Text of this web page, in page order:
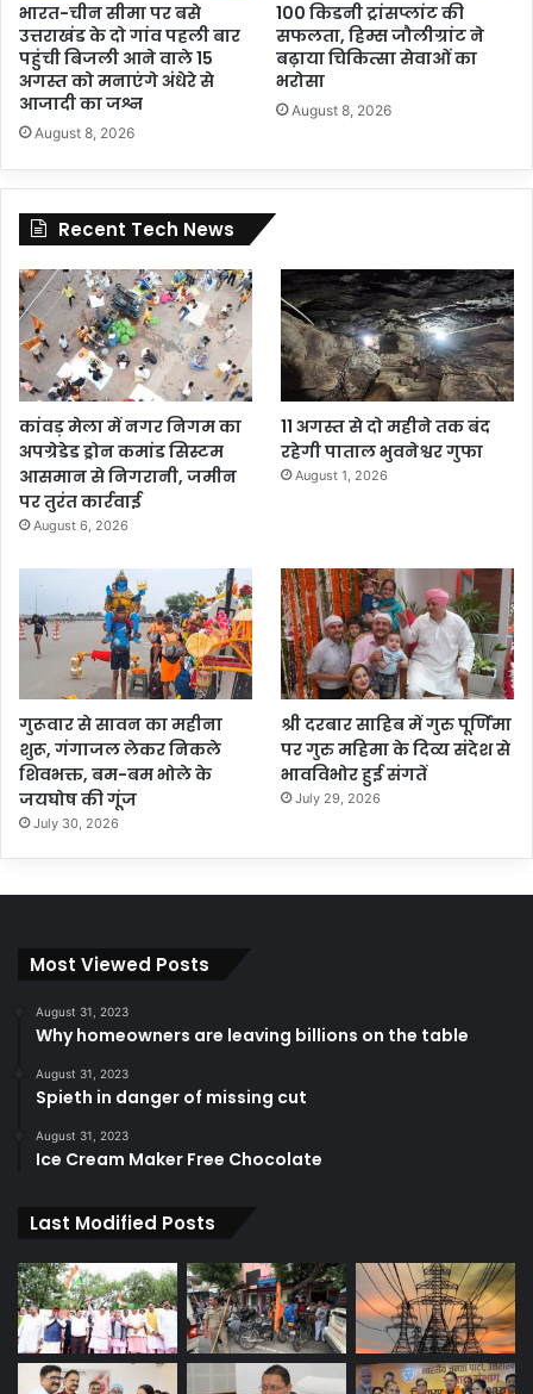
भारत-चीन सीमा पर बसे
उत्तराखंड के दो गांव पहली बार
पहुंची बिजली आने वाले 15
अगस्त को मनाएंगे अंधेरे से
आजादी का जश्न
August 8, 2026
100 किडनी ट्रांसप्लांट की
सफलता, हिम्स जौलीग्रांट ने
बढ़ाया चिकित्सा सेवाओं का
भरोसा
August 8, 2026
Recent Tech News
कांवड़ मेला में नगर निगम का
अपग्रेडेड ड्रोन कमांड सिस्टम
आसमान से निगरानी, जमीन
पर तुरंत कार्रवाई
August 6, 2026
11 अगस्त से दो महीने तक बंद
रहेगी पाताल भुवनेश्वर गुफा
August 1, 2026
गुरूवार से सावन का महीना
शुरू, गंगाजल लेकर निकले
शिवभक्त, बम-बम भोले के
जयघोष की गूंज
July 30, 2026
श्री दरबार साहिब में गुरु पूर्णिमा
पर गुरु महिमा के दिव्य संदेश से
भावविभोर हुई संगतें
July 29, 2026
Most Viewed Posts
August 31, 2023
Why homeowners are leaving billions on the table
August 31, 2023
Spieth in danger of missing cut
August 31, 2023
Ice Cream Maker Free Chocolate
Last Modified Posts